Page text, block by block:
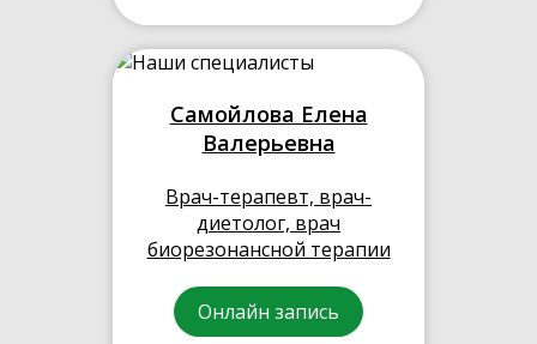
Самойлова Елена
Валерьевна
Врач-терапевт, врач-
диетолог, врач
биорезонансной терапии
Онлайн запись